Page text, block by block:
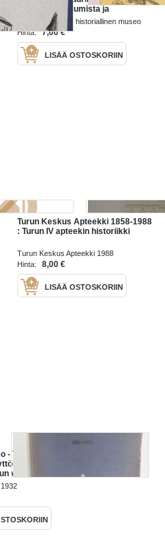
1827 paloa, asumista ja
käsityöammatteja. 18 pientä
korttelia, entisiä asuintaloja, joista
on
Turun kaupungin historiallinen museo
1944
Hinta: 7,00 €
LISÄÄ OSTOSKORIIN
Turun Keskus Apteekki 1858-1988
: Turun IV apteekin historiikki
Turun Keskus Apteekki 1988
Hinta:
8,00 €
LISÄÄ OSTOSKORIIN
- Turun
1882-1932
vaiheista -
mukana
-school